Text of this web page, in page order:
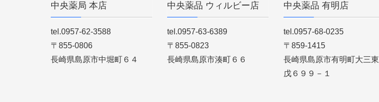
中央薬局 本店
tel.0957-62-3588
〒855-0806
長崎県島原市中堀町６４
中央薬品 ウィルビー店
tel.0957-63-6389
〒855-0823
長崎県島原市湊町６６
中央薬品 有明店
tel.0957-68-0235
〒859-1415
長崎県島原市有明町大三東
戊６９９－１